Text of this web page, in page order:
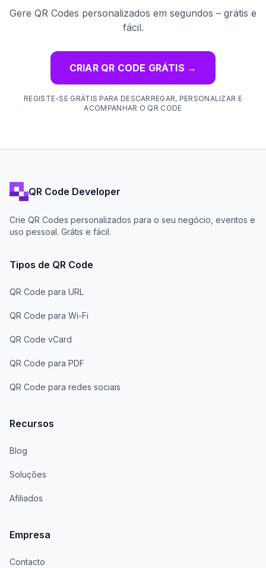
Gere QR Codes personalizados em segundos – grátis e
fácil.
CRIAR QR CODE GRÁTIS →
REGISTE-SE GRÁTIS PARA DESCARREGAR, PERSONALIZAR E
ACOMPANHAR O QR CODE
QR Code Developer
Crie QR Codes personalizados para o seu negócio, eventos e
uso pessoal. Grátis e fácil.
Tipos de QR Code
QR Code para URL
QR Code para Wi-Fi
QR Code vCard
QR Code para PDF
QR Code para redes sociais
Recursos
Blog
Soluções
Afiliados
Empresa
Contacto